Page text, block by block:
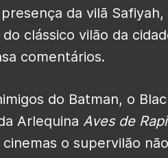
da vilã
clássico vilão da
comentários.
do Batman, o
Arlequina Aves de
o supervilão